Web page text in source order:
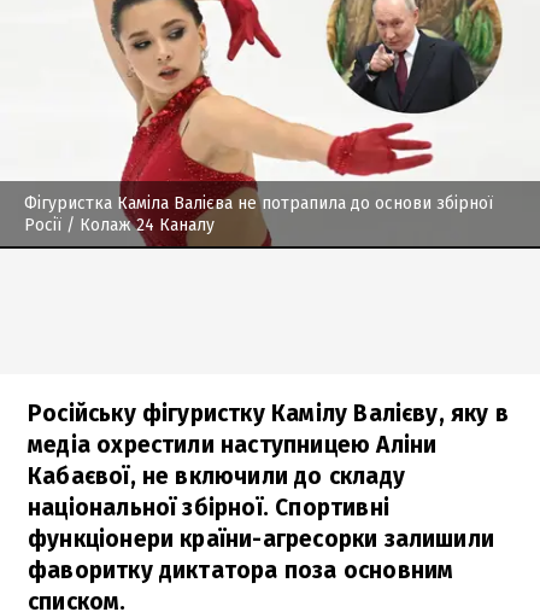
Фігуристка Каміла Валієва не потрапила до основи збірної
Росії / Колаж 24 Каналу
Російську фігуристку Камілу Валієву, яку в
медіа охрестили наступницею Аліни
Кабаєвої, не включили до складу
національної збірної. Спортивні
функціонери країни-агресорки залишили
фаворитку диктатора поза основним
списком.